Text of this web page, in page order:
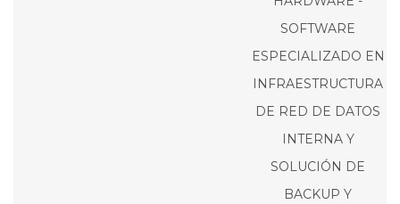
SOFTWARE
ESPECIALIZADO EN
INFRAESTRUCTURA
DE RED DE DATOS
INTERNA Y
SOLUCIÓN DE
BACKUP Y